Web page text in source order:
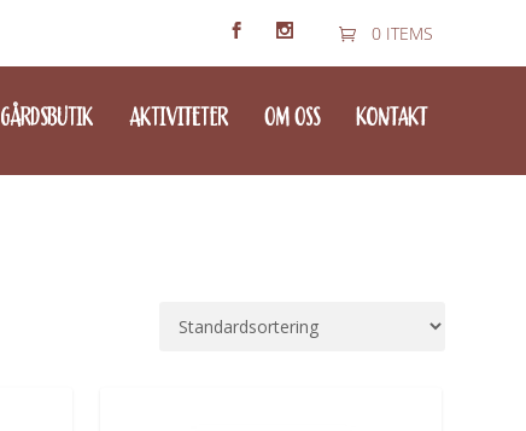
0 ITEMS
GÅRDSBUTIK AKTIVITETER OM OSS KONTAKT